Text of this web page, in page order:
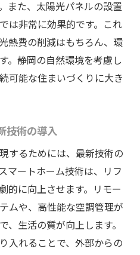
また、太陽光パネルの設置
は非常に効果的です。これ
熱費の削減はもちろん、環
。静岡の自然環境を考慮し
可能な住まいづくりに大き
技術の導入
するためには、最新技術の
マートホーム技術は、リフ
的に向上させます。リモー
ムや、高性能な空調管理が
、生活の質が向上します。
入れることで、外部からの